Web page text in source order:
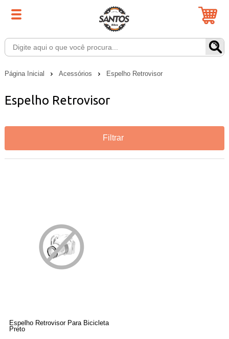
Página Inicial Acessórios Espelho Retrovisor
Espelho Retrovisor
Filtrar
Espelho Retrovisor Para Bicicleta
Preto